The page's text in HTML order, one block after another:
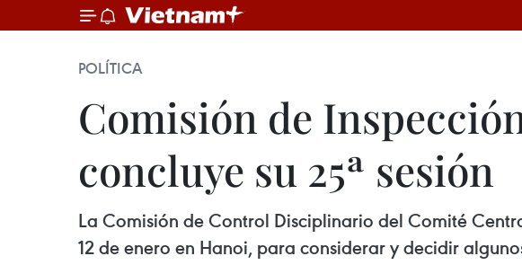
POLÍTICA
Comisión de
concluye su 25ª sesión
La Comisión de Control Disciplinario del Comité
12 de enero en Hanoi, para considerar y decidir